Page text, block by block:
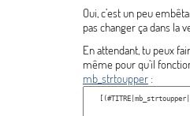
Oui, c’est un peu
pas changer ça dans la
En attendant, tu peux
même pour qu’il
mb_strtoupper :